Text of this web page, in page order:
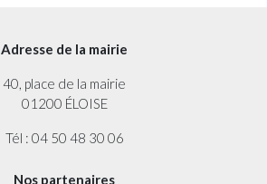
Adresse de la mairie
40, place de la mairie
01200 ÉLOISE
Tél : 04 50 48 30 06
Nos partenaires